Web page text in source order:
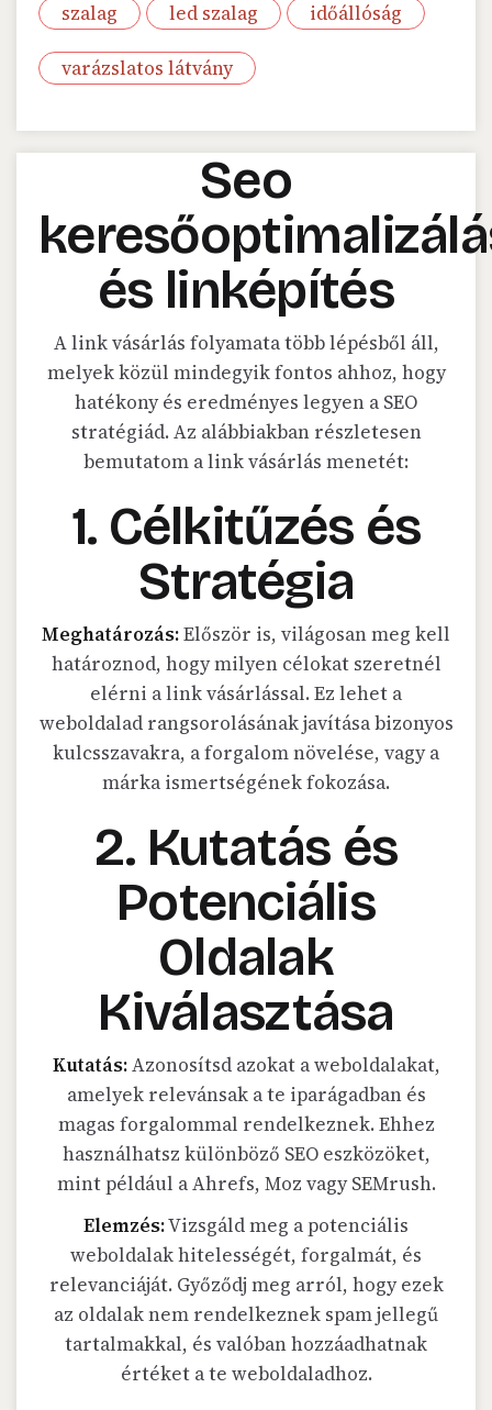
szalag led szalag időállóság
varázslatos látvány
Seo
és linképítés
A link vásárlás folyamata több lépésből áll,
melyek közül mindegyik fontos ahhoz, hogy
hatékony és eredményes legyen a SEO
stratégiád. Az alábbiakban részletesen
bemutatom a link vásárlás menetét:
1. Célkitűzés és
Stratégia
Meghatározás:Először is, világosan meg kell
határoznod, hogy milyen célokat szeretnél
elérni a link vásárlással. Ez lehet a
weboldalad rangsorolásának javítása bizonyos
kulcsszavakra, a forgalom növelése, vagy a
márka ismertségének fokozása.
2. Kutatás és
Potenciális
Oldalak
Kiválasztása
Kutatás:Azonosítsd azokat a weboldalakat,
amelyek relevánsak a te iparágadban és
magas forgalommal rendelkeznek. Ehhez
használhatsz különböző SEO eszközöket,
mint például a Ahrefs, Moz vagy SEMrush.
Elemzés:Vizsgáld meg a potenciális
weboldalak hitelességét, forgalmát, és
relevanciáját. Győződj meg arról, hogy ezek
az oldalak nem rendelkeznek spam jellegű
tartalmakkal, és valóban hozzáadhatnak
értéket a te weboldaladhoz.